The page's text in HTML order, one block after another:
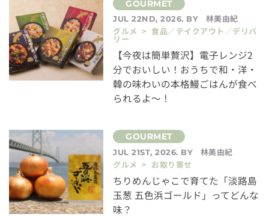
JUL 22ND, 2026. BY
林美由紀
グルメ > 食品／テイクアウト／デリバ
リー
【今夜は簡単贅沢】電子レンジ2
分でおいしい！おうちで和・洋・
韓の味わいの本格鰻ごはんが食べ
られるよ～！
JUL 21ST, 2026. BY
林美由紀
グルメ > お取り寄せ
ちりめんじゃこで育てた「淡路島
玉葱 五色浜ゴールド」ってどんな
味？